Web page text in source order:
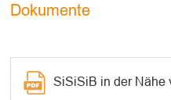
Dokumente
SiSiSiB in der Nähe